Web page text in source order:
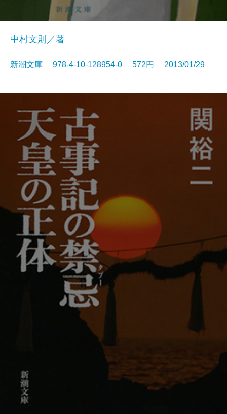
中村文則／著
新潮文庫 978-4-10-128954-0 572円 2013/01/29